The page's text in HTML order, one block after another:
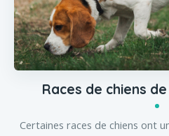
Races de chiens
Certaines races de chiens ont